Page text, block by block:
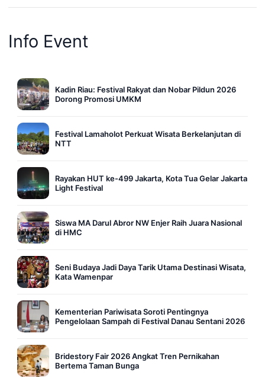
Info Event
Kadin Riau: Festival Rakyat dan Nobar Pildun 2026
Dorong Promosi UMKM
Festival Lamaholot Perkuat Wisata Berkelanjutan di
NTT
Rayakan HUT ke-499 Jakarta, Kota Tua Gelar Jakarta
Light Festival
Siswa MA Darul Abror NW Enjer Raih Juara Nasional
di HMC
Seni Budaya Jadi Daya Tarik Utama Destinasi Wisata,
Kata Wamenpar
Kementerian Pariwisata Soroti Pentingnya
Pengelolaan Sampah di Festival Danau Sentani 2026
Bridestory Fair 2026 Angkat Tren Pernikahan
Bertema Taman Bunga